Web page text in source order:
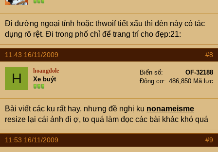
Đi đường ngoại tỉnh hoặc thwoif tiết xấu thì đèn này có tác
dụng rõ rệt. Đi trong phố chỉ để trang trí cho đẹp:21:
11:43 16/11/2009 #8
H hoangdole
Xe buýt
Biển số
OF-32188
Động cơ
486,850 Mã lực
Bài viết các kụ rất hay, nhưng đề nghị kụ nonameisme
resize lại cái ảnh đi ợ, to quá làm đọc các bài khác khó quá
11:53 16/11/2009 #9